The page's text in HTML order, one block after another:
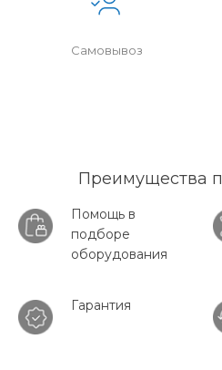
Самовывоз
Преимущества
Помощь в
подборе
оборудования
Гарантия